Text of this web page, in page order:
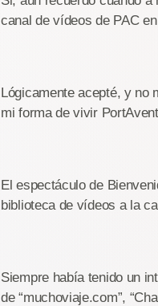
canal de vídeos de PAC
Lógicamente acepté, y no
mi forma de vivir
El espectáculo de
biblioteca de vídeos a la
Siempre había tenido un
de “muchoviaje.com”,